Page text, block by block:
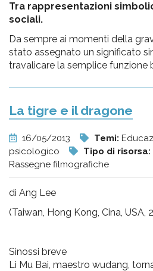
Tra rappresentazioni
sociali.
Da sempre ai momenti della
stato assegnato un significato
travalicare la semplice funzione
La tigre e il dragone
16/05/2013 Temi:
psicologico
Tipo di risorsa:
Rassegne filmografiche
di Ang Lee
(Taiwan, Hong Kong, Cina, USA,
Sinossi breve
Li Mu Bai, maestro wudang,